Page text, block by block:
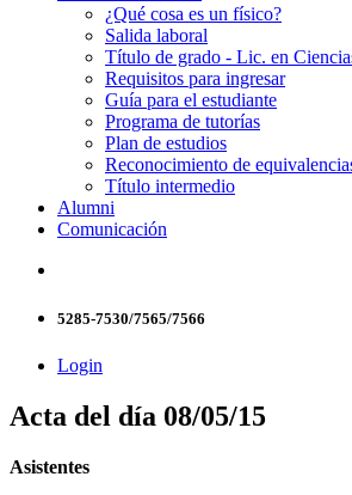
¿Qué cosa es un físico?
Salida laboral
Título de grado - Lic. en
Requisitos para ingresar
Guía para el estudiante
Programa de tutorías
Plan de estudios
Reconocimiento de
Título intermedio
Alumni
Comunicación
5285-7530/7565/7566
Login
Acta del día 08/05/15
Asistentes